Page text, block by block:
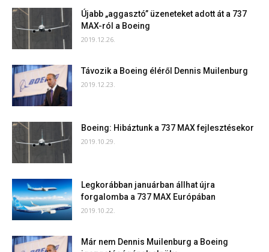
Újabb „aggasztó” üzeneteket adott át a 737
MAX-ról a Boeing
2019.12.26.
Távozik a Boeing éléről Dennis Muilenburg
2019.12.23.
Boeing: Hibáztunk a 737 MAX fejlesztésekor
2019.10.29.
Legkorábban januárban állhat újra
forgalomba a 737 MAX Európában
2019.10.22.
Már nem Dennis Muilenburg a Boeing